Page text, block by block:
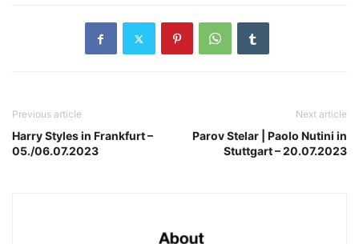
Previous article
Harry Styles in Frankfurt –
05./06.07.2023
Next article
Parov Stelar | Paolo Nutini in
Stuttgart – 20.07.2023